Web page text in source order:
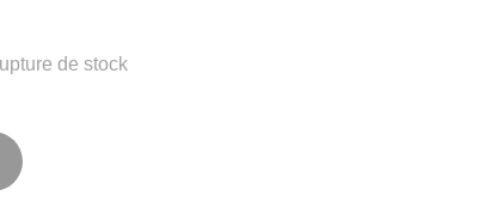
de stock